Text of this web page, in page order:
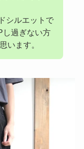
シルエットで
し過ぎない方
います。